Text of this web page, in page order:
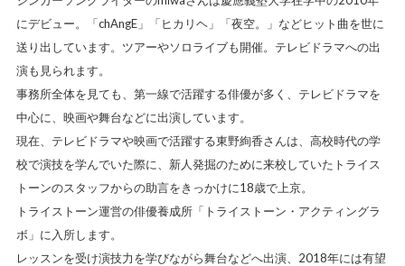
にデビュー。「chAngE」「ヒカリヘ」「夜空。」などヒット曲を世に
送り出しています。ツアーやソロライブも開催。テレビドラマへの出
演も見られます。
事務所全体を見ても、第一線で活躍する俳優が多く、テレビドラマを
中心に、映画や舞台などに出演しています。
現在、テレビドラマや映画で活躍する東野絢香さんは、高校時代の学
校で演技を学んでいた際に、新人発掘のために来校していたトライス
トーンのスタッフからの助言をきっかけに18歳で上京。
トライストーン運営の俳優養成所「トライストーン・アクティングラ
ボ」に入所します。
レッスンを受け演技力を学びながら舞台などへ出演、2018年には有望